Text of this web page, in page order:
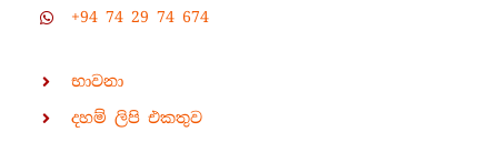
+94 74 29 74 674
භාවනා
දහම් ලිපි එකතුව